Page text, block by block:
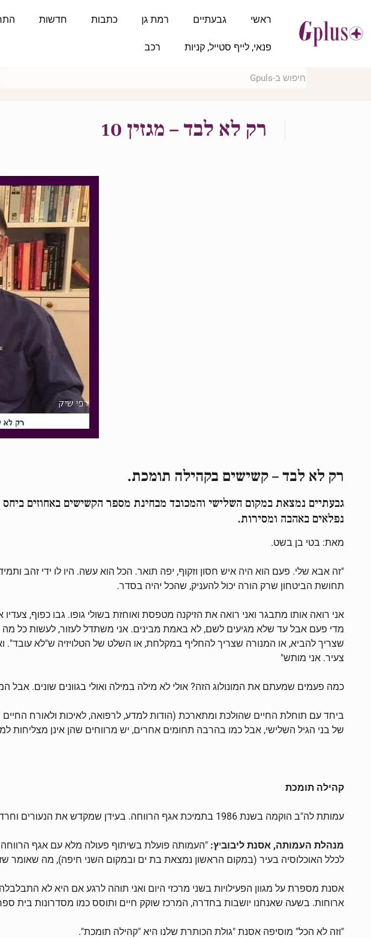
ראשי גבעתיים רמת גן כתבות חדשות
פנאי, לייף סטייל, קניות רכב
רק לא לבד – מגזין 10
רק לא לבד – קשישים בקהילה תומכת.
גבעתיים נמצאת במקום השלישי והמכובד מבחינת מספר הקשישים באחוזים
נפלאים באהבה ומסירות.
מאת: בטי בן בשט.
"זה אבא שלי. פעם הוא היה איש חסון וזקוף, יפה תואר. הכל הוא עשה. היו לו ידי זהב
תחושת הביטחון שרק הורה יכול להעניק, שהכל יהיה בסדר.
אני רואה אותו מתבגר ואני רואה את הזיקנה מטפסת ואוחזת בשולי גופו. גבו כפוף, צעדיו
מדי פעם אבל עד שלא מגיעים לשם, לא באמת מבינים. אני משתדל לעזור, לעשות כל
שצריך להביא, או המנורה שצריך להחליף במקלחת, או השלט של הטלויזיה ש"לא עובד".
צעיר. אני מותש"
כמה פעמים שמעתם את המונולוג הזה? אולי לא מילה במילה ואולי בגוונים שונים. אבל
ביחד עם תוחלת החיים שהולכת ומתארכת (הודות למדע, לרפואה, לאיכות ולאורח
של בני הגיל השלישי, אבל כמו בהרבה תחומים אחרים, יש מרווחים שהן אינן
קהילה תומכת
עמותת לה"ב הוקמה בשנת 1986 בתמיכת אגף הרווחה. בעידן שמקדש את הנעורים וחרד מקמטים, למצוא אנשים שמדברים על "הקשישים שלהם" בהתלהבות ואהבה זה כמעט מדע בדיוני.
מנהלת העמותה, אסנת ליבוביץ: "העמותה פועלת בשיתוף פעולה מלא עם אגף
לכלל האוכלוסיה בעיר (במקום הראשון נמצאת בת ים ובמקום השני חיפה), מה שאומר
אסנת מספרת על מגוון הפעילויות בשני מרכזי היום ואני תוהה לרגע אם היא לא
ארוחות. בשעה שאנחנו יושבות בחדרה, המרכז שוקק חיים ותוסס כמו מסדרונות בית ספר
"וזה לא הכל" מוסיפה אסנת "גולת הכותרת שלנו היא "קהילה תומכת".